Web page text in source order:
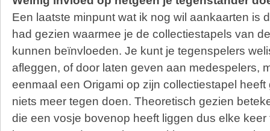
Een laatste minpunt wat ik nog wil aankaarten is
had gezien waarmee je de collectiestapels van
kunnen beïnvloeden. Je kunt je tegenspelers
afleggen, of door laten geven aan medespelers,
eenmaal een Origami op zijn collectiestapel
niets meer tegen doen. Theoretisch gezien
die een vosje bovenop heeft liggen dus elke keer